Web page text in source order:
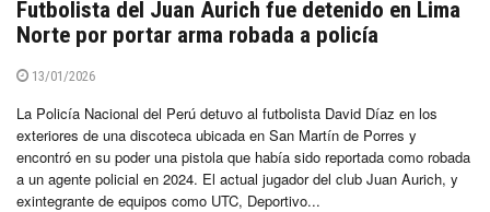
Futbolista del Juan Aurich fue detenido en Lima
Norte por portar arma robada a policía
13/01/2026
La Policía Nacional del Perú detuvo al futbolista David Díaz en los
exteriores de una discoteca ubicada en San Martín de Porres y
encontró en su poder una pistola que había sido reportada como robada
a un agente policial en 2024. El actual jugador del club Juan Aurich, y
exintegrante de equipos como UTC, Deportivo...